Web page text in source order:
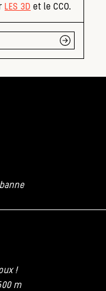
LES 3D et le CCO.
!
m